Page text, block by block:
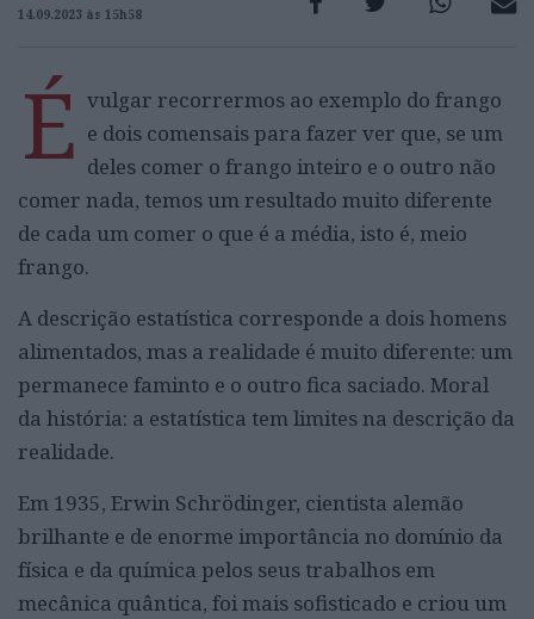
14.09.2023 às 15h58
É vulgar recorrermos ao exemplo do frango
e dois comensais para fazer ver que, se um
deles comer o frango inteiro e o outro não
comer nada, temos um resultado muito diferente
de cada um comer o que é a média, isto é, meio
frango.
A descrição estatística corresponde a dois homens
alimentados, mas a realidade é muito diferente: um
permanece faminto e o outro fica saciado. Moral
da história: a estatística tem limites na descrição da
realidade.
Em 1935, Erwin Schrödinger, cientista alemão
brilhante e de enorme importância no domínio da
física e da química pelos seus trabalhos em
mecânica quântica, foi mais sofisticado e criou um